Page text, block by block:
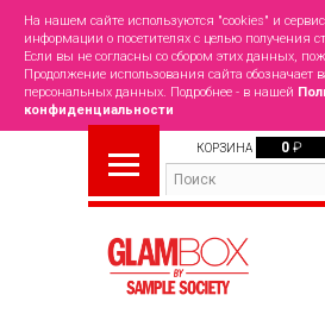
На нашем сайте используются "cookies" и
информации о посетителях с целью получения
Если вы не согласны со сбором этих данных,
Продолжение использования сайта обозначает
персональных данных. Подробнее - в нашей
конфиденциальности
КОРЗИНА 0 ₽